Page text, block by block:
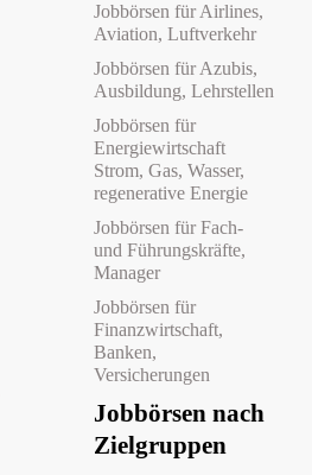
Jobbörsen für Airlines,
Aviation, Luftverkehr
Jobbörsen für Azubis,
Ausbildung, Lehrstellen
Jobbörsen für
Energiewirtschaft
Strom, Gas, Wasser,
regenerative Energie
Jobbörsen für Fach-
und Führungskräfte,
Manager
Jobbörsen für
Finanzwirtschaft,
Banken,
Versicherungen
Jobbörsen nach
Zielgruppen